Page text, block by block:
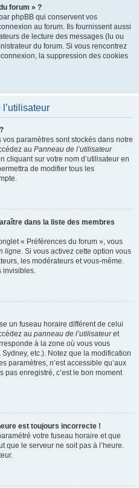
forum » ?
phpBB qui conservent vos
au forum. Ils fournissent aussi
de lecture des messages (lu ou
du forum. Si vous rencontrez
la suppression des cookies
paramètres sont stockés dans notre
au Panneau de l’utilisateur
cliquant sur votre nom d’utilisateur en
de modifier tous les
dans la liste des membres
« Préférences du forum », vous
ligne. Si vous activez cette option vous
les modérateurs et vous-même.
invisibles.
un fuseau horaire différent de celui
au panneau de l’utilisateuret
à la zone où vous vous
etc.). Notez que la modification
paramètres, n’est accessible qu’aux
pas enregistré, c’est le bon moment
est toujours incorrecte !
votre fuseau horaire et que
que le serveur ne soit pas à l’heure.